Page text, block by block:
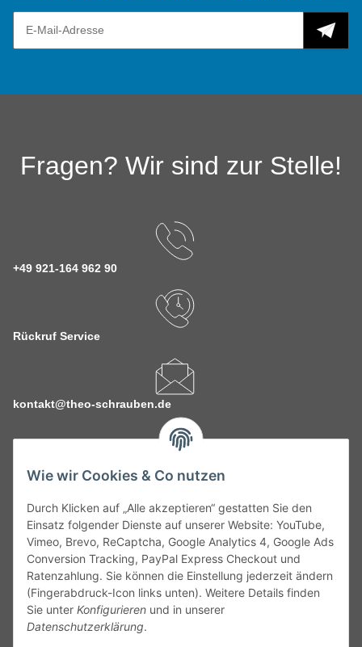
Wie wir Cookies & Co nutzen
Durch Klicken auf „Alle akzeptieren“ gestatten Sie den
Einsatz folgender Dienste auf unserer Website: YouTube,
Vimeo, Brevo, ReCaptcha, Google Analytics 4, Google Ads
Conversion Tracking, PayPal Express Checkout und
Ratenzahlung. Sie können die Einstellung jederzeit ändern
(Fingerabdruck-Icon links unten). Weitere Details finden
Sie unter Konfigurieren und in unserer
Datenschutzerklärung.
Fragen? Wir sind zur Stelle!
+49 921-164 962 90
Rückruf Service
kontakt@theo-schrauben.de
Service
Gesetzliche Informationen
Alle technischen Angaben ohne Gewähr. Irrtümer und fehlerhafte
Angaben vorbehalten. Wenn Sie Datenblätter oder spezielle